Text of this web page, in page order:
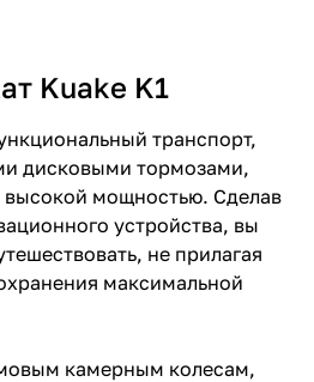
Kuake K1
транспорт,
дисковыми тормозами,
мощностью. Сделав
устройства, вы
не прилагая
максимальной
камерным колесам,